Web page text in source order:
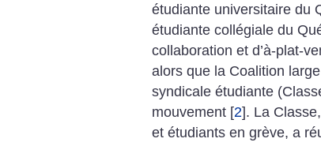
étudiante universitaire du
étudiante collégiale du
collaboration et d’à-plat-
alors que la Coalition
syndicale étudiante
mouvement [2]. La
et étudiants en grève, a